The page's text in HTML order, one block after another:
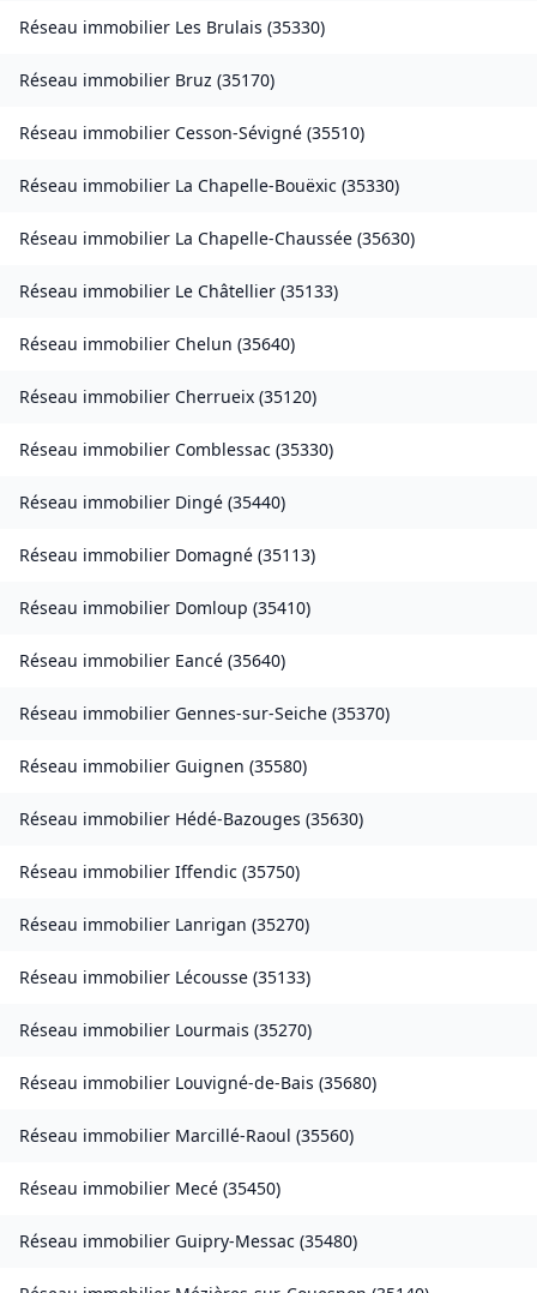
Réseau immobilier Les Brulais (35330)
Réseau immobilier Bruz (35170)
Réseau immobilier Cesson-Sévigné (35510)
Réseau immobilier La Chapelle-Bouëxic (35330)
Réseau immobilier La Chapelle-Chaussée (35630)
Réseau immobilier Le Châtellier (35133)
Réseau immobilier Chelun (35640)
Réseau immobilier Cherrueix (35120)
Réseau immobilier Comblessac (35330)
Réseau immobilier Dingé (35440)
Réseau immobilier Domagné (35113)
Réseau immobilier Domloup (35410)
Réseau immobilier Eancé (35640)
Réseau immobilier Gennes-sur-Seiche (35370)
Réseau immobilier Guignen (35580)
Réseau immobilier Hédé-Bazouges (35630)
Réseau immobilier Iffendic (35750)
Réseau immobilier Lanrigan (35270)
Réseau immobilier Lécousse (35133)
Réseau immobilier Lourmais (35270)
Réseau immobilier Louvigné-de-Bais (35680)
Réseau immobilier Marcillé-Raoul (35560)
Réseau immobilier Mecé (35450)
Réseau immobilier Guipry-Messac (35480)